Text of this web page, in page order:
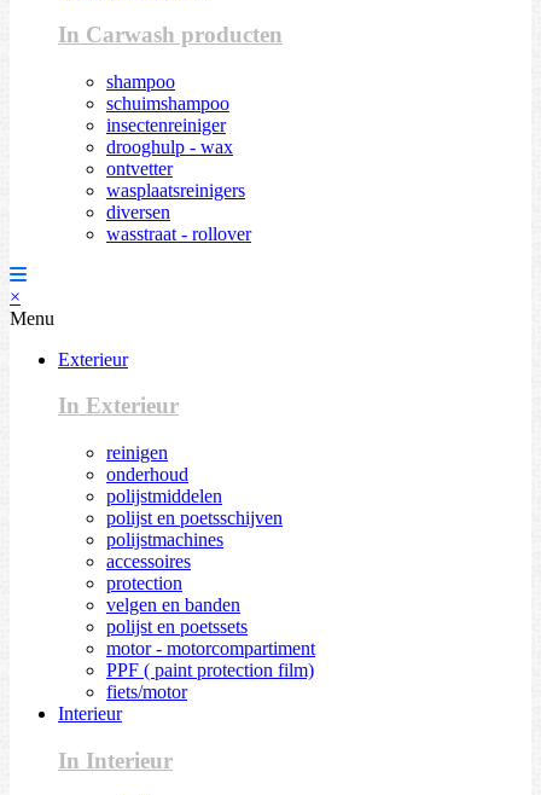
In Carwash producten
shampoo
schuimshampoo
insectenreiniger
drooghulp - wax
ontvetter
wasplaatsreinigers
diversen
wasstraat - rollover
×
Menu
Exterieur
In Exterieur
reinigen
onderhoud
polijstmiddelen
polijst en poetsschijven
polijstmachines
accessoires
protection
velgen en banden
polijst en poetssets
motor - motorcompartiment
PPF ( paint protection film)
fiets/motor
Interieur
In Interieur